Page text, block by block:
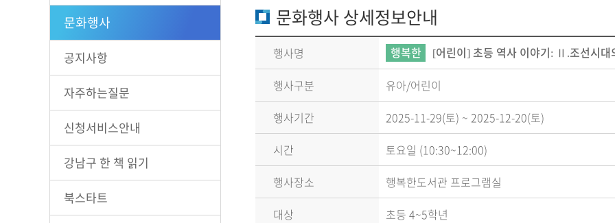
희망도서신청
장서/대출데이터
문화행사
공지사항
자주하는질문
신청서비스안내
강남구 한 책 읽기
북스타트
문화행사 상세정보안내
행사명 행복한 [어린이] 초등 역사 이야기: Ⅱ.조선시대
행사구분
유아/어린이
행사기간
2025-11-29(토) ~ 2025-12-20(토)
시간
토요일 (10:30~12:00)
행사장소
행복한도서관 프로그램실
대상
초등 4~5학년